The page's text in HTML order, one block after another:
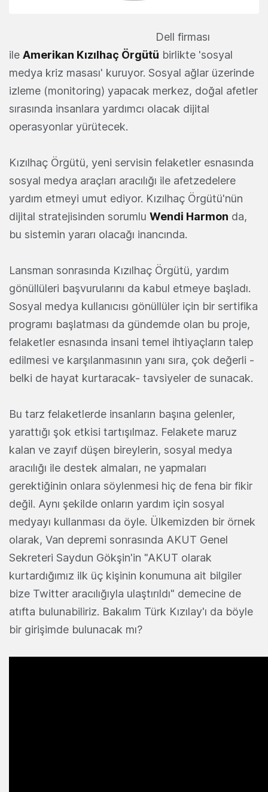
Dell firması
ile Amerikan Kızılhaç Örgütü birlikte 'sosyal
medya kriz masası' kuruyor. Sosyal ağlar üzerinde
izleme (monitoring) yapacak merkez, doğal afetler
sırasında insanlara yardımcı olacak dijital
operasyonlar yürütecek.
Kızılhaç Örgütü, yeni servisin felaketler esnasında
sosyal medya araçları aracılığı ile afetzedelere
yardım etmeyi umut ediyor. Kızılhaç Örgütü'nün
dijital stratejisinden sorumlu Wendi Harmon da,
bu sistemin yararı olacağı inancında.
Lansman sonrasında Kızılhaç Örgütü, yardım
gönüllüleri başvurularını da kabul etmeye başladı.
Sosyal medya kullanıcısı gönüllüler için bir sertifika
programı başlatması da gündemde olan bu proje,
felaketler esnasında insani temel ihtiyaçların talep
edilmesi ve karşılanmasının yanı sıra, çok değerli -
belki de hayat kurtaracak- tavsiyeler de sunacak.
Bu tarz felaketlerde insanların başına gelenler,
yarattığı şok etkisi tartışılmaz. Felakete maruz
kalan ve zayıf düşen bireylerin, sosyal medya
aracılığı ile destek almaları, ne yapmaları
gerektiğinin onlara söylenmesi hiç de fena bir fikir
değil. Aynı şekilde onların yardım için sosyal
medyayı kullanması da öyle. Ülkemizden bir örnek
olarak, Van depremi sonrasında AKUT Genel
Sekreteri Saydun Gökşin'in "AKUT olarak
kurtardığımız ilk üç kişinin konumuna ait bilgiler
bize Twitter aracılığıyla ulaştırıldı" demecine de
atıfta bulunabiliriz. Bakalım Türk Kızılay'ı da böyle
bir girişimde bulunacak mı?